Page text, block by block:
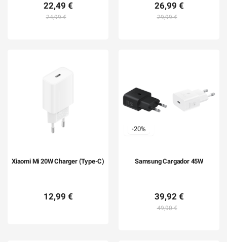
22,49 €
24,99 €
26,99 €
29,99 €
Xiaomi Mi 20W Charger (Type-C)
12,99 €
-20%
Samsung Cargador 45W
39,92 €
49,90 €